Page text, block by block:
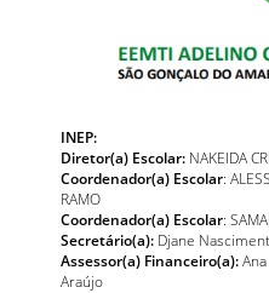
INEP:
Diretor(a) Escolar: NAKEIDA
Coordenador(a) Escolar:
RAMO
Coordenador(a) Escolar:
Secretário(a): Djane
Assessor(a) Financeiro(a):
Araújo